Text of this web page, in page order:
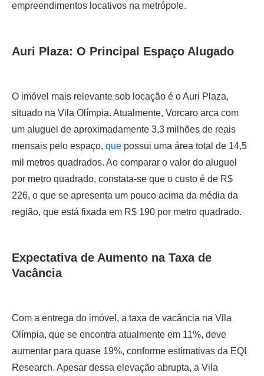
empreendimentos locativos na metrópole.
Auri Plaza: O Principal Espaço Alugado
O imóvel mais relevante sob locação é o Auri Plaza,
situado na Vila Olímpia. Atualmente, Vorcaro arca com
um aluguel de aproximadamente 3,3 milhões de reais
mensais pelo espaço, que possui uma área total de 14,5
mil metros quadrados. Ao comparar o valor do aluguel
por metro quadrado, constata-se que o custo é de R$
226, o que se apresenta um pouco acima da média da
região, que está fixada em R$ 190 por metro quadrado.
Expectativa de Aumento na Taxa de
Vacância
Com a entrega do imóvel, a taxa de vacância na Vila
Olímpia, que se encontra atualmente em 11%, deve
aumentar para quase 19%, conforme estimativas da EQI
Research. Apesar dessa elevação abrupta, a Vila